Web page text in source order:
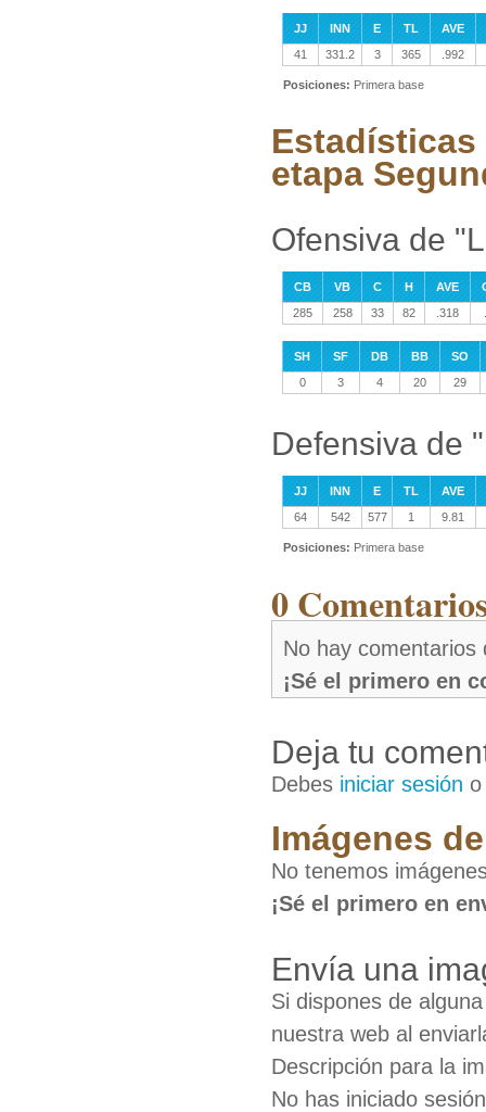
JJ INN E TL
AVE
41
331.2 3 365 .992
Posiciones: Primera base
Estadísticas
etapa
Ofensiva de
CB VB C H AVE
285
258 33 82 .318
SH SF DB BB
SO
0
3 4 20 29
Defensiva de
JJ INN E TL
AVE
64
542 577 1 9.81
Posiciones: Primera base
0
No hay comentarios
¡Sé el primero en
Deja tu
Debes iniciar sesión
Imágenes
No tenemos
¡Sé el primero en
Envía una
Si dispones de
nuestra web al
Descripción para la
No has iniciado